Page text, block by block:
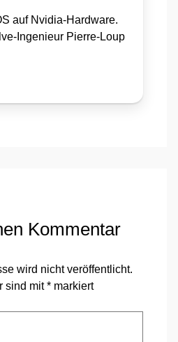
auf Nvidia-Hardware.
Ingenieur Pierre-Loup
Kommentar
wird nicht veröffentlicht.
sind mit* markiert